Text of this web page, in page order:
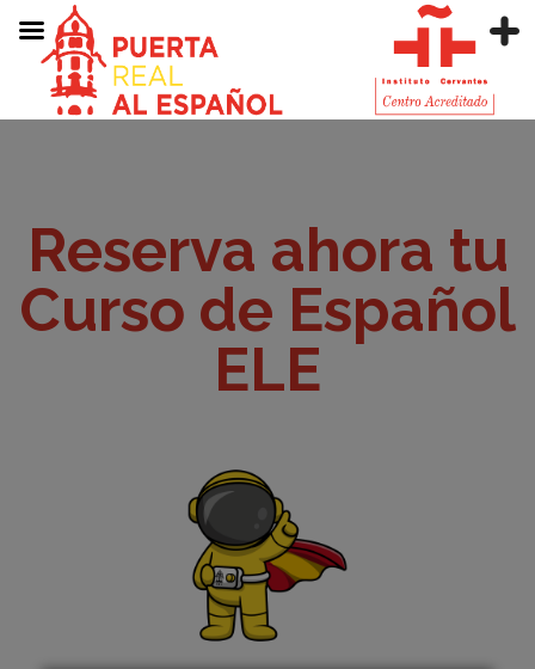
Reserva ahora tu
Curso de Español
ELE